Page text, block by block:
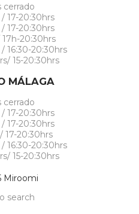
cerrado
/ 17-20:30hrs
/ 17-20:30hrs
17h-20:30hrs
16:30-20:30hrs
15-20:30hrs
MÁLAGA
cerrado
/ 17-20:30hrs
/ 17-20:30hrs
17-20:30hrs
16:30-20:30hrs
15-20:30hrs
Miroomi
search